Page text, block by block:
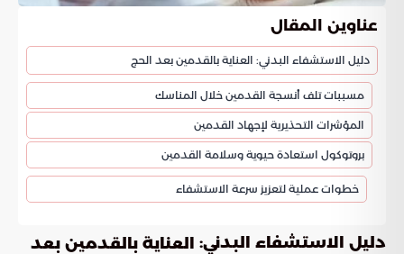
عناوين المقال
دليل الاستشفاء البدني: العناية بالقدمين بعد الحج
مسببات تلف أنسجة القدمين خلال المناسك
المؤشرات التحذيرية لإجهاد القدمين
بروتوكول استعادة حيوية وسلامة القدمين
خطوات عملية لتعزيز سرعة الاستشفاء
دليل الاستشفاء البدني:
العناية بالقدمين بعد